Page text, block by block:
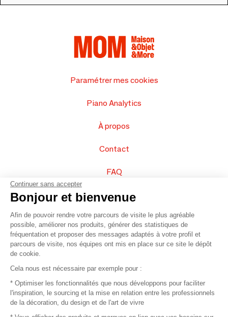
Paramétrer mes cookies
Piano Analytics
À propos
Contact
FAQ
Vendez vos produits
Plan du site
© 2016 –Organisation SAFI
Recrutement
Continuer sans accepter
Bonjour et bienvenue
Afin de pouvoir rendre votre parcours de visite le plus agréable
possible, améliorer nos produits, générer des statistiques de
fréquentation et proposer des messages adaptés à votre profil et
parcours de visite, nos équipes ont mis en place sur ce site le dépôt
de cookie.
Cela nous est nécessaire par exemple pour :
* Optimiser les fonctionnalités que nous développons pour faciliter
l'inspiration, le sourcing et la mise en relation entre les professionnels
de la décoration, du design et de l'art de vivre